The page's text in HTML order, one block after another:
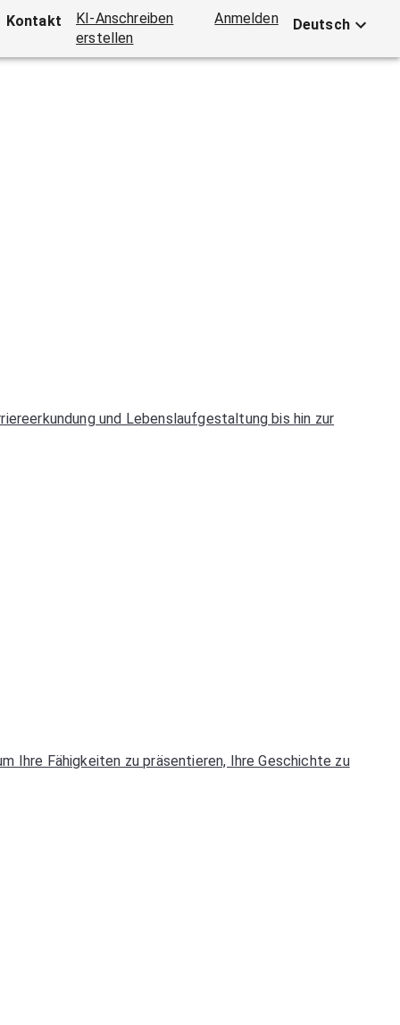
Kontakt
KI-Anschreiben
erstellen
Anmelden Deutsch
und Lebenslaufgestaltung bis hin zur
Ihre Fähigkeiten zu präsentieren, Ihre Geschichte zu